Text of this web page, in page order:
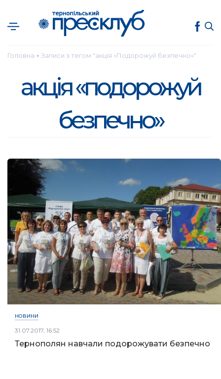
Головна ● Записи з тегом "акція «Подорожуй безпечно»"
акція «подорожуй
безпечно»
НОВИНИ
31.07.2017, 16:52
Тернополян навчали подорожувати безпечно